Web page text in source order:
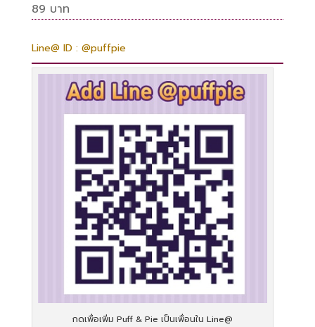
89 บาท
Line@ ID : @puffpie
กดเพื่อเพิ่ม Puff & Pie เป็นเพื่อนใน Line@